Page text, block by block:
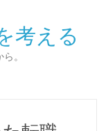
考える
。